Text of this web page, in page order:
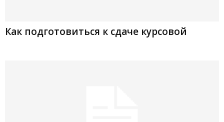
Как подготовиться к сдаче курсовой